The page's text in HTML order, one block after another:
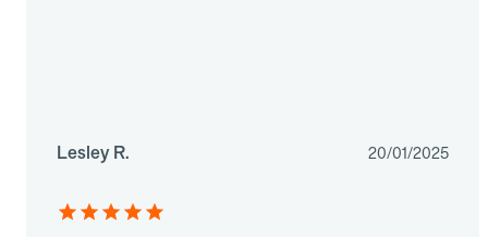
Lesley R. 20/01/2025